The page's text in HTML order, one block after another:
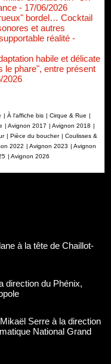
- 17/06/2026
bordel… Cocktail
et autres
réalité -
habile et délicate
le phare", entre présent
2026
| À l'affiche bis | Cirque & Rue |
| Avignon 2017 | Avignon 2018 |
| Pièce du boucher | Coulisses &
2022 | Avignon 2023 | Avignon
| Avignon 2026
du Phénix,
Serre à la direction
National Grand
à la direction du